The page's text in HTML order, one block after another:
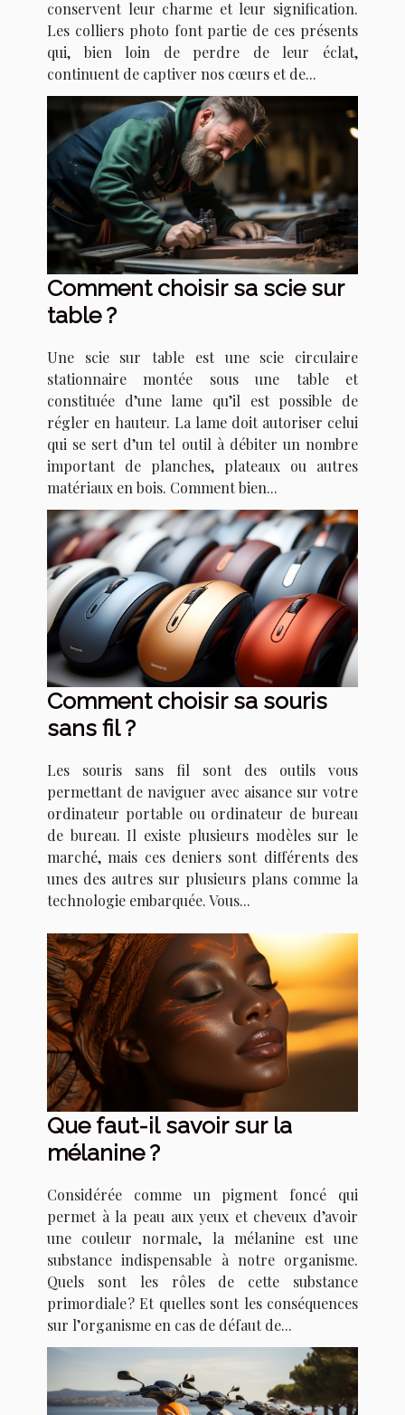
conservent leur charme et leur signification.
Les colliers photo font partie de ces présents
qui, bien loin de perdre de leur éclat,
continuent de captiver nos cœurs et de...
Comment choisir sa scie sur
table ?
Une scie sur table est une scie circulaire
stationnaire montée sous une table et
constituée d’une lame qu’il est possible de
régler en hauteur. La lame doit autoriser celui
qui se sert d’un tel outil à débiter un nombre
important de planches, plateaux ou autres
matériaux en bois. Comment bien...
Comment choisir sa souris
sans fil ?
Les souris sans fil sont des outils vous
permettant de naviguer avec aisance sur votre
ordinateur portable ou ordinateur de bureau
de bureau. Il existe plusieurs modèles sur le
marché, mais ces deniers sont différents des
unes des autres sur plusieurs plans comme la
technologie embarquée. Vous...
Que faut-il savoir sur la
mélanine ?
Considérée comme un pigment foncé qui
permet à la peau aux yeux et cheveux d’avoir
une couleur normale, la mélanine est une
substance indispensable à notre organisme.
Quels sont les rôles de cette substance
primordiale ? Et quelles sont les conséquences
sur l’organisme en cas de défaut de...